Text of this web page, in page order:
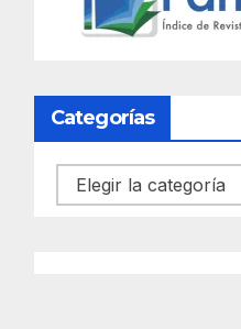
Categorías
Categorías